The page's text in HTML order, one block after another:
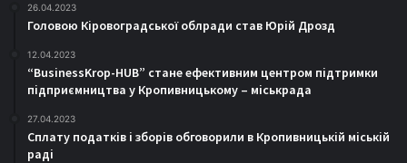
26.04.2023
Головою Кіровоградської облради став Юрій Дрозд
12.04.2023
“BusinessKrop-HUB” стане ефективним центром підтримки
підприємництва у Кропивницькому – міськрада
27.04.2023
Сплату податків і зборів обговорили в Кропивницькій міській
раді